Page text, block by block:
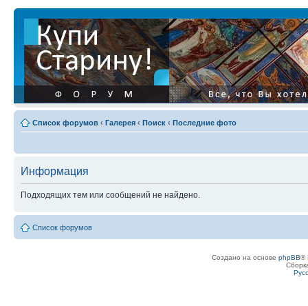
Список форумов ‹ Галерея ‹ Поиск ‹ Последние фото
Информация
Подходящих тем или сообщений не найдено.
Список форумов
Создано на основе phpBB®